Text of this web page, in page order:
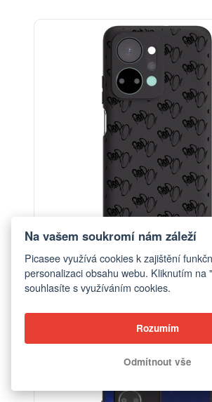
Obal pro Honor X7a - Separ - Black
Na vašem soukromí nám záleží
Picasee využívá cookies k zajištění
personalizaci obsahu webu. Kliknutím na
souhlasíte s využíváním cookies.
Rozumím
Odmítnout vše